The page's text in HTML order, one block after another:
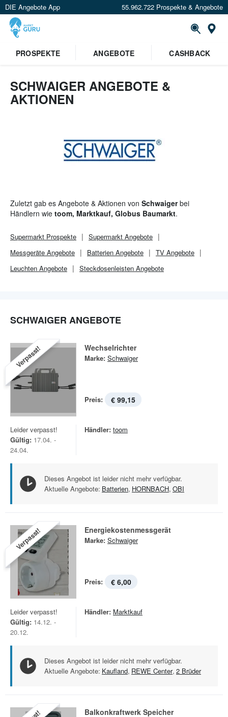
DIE Angebote App 55.962.722 Prospekte & Angebote
PROSPEKTE ANGEBOTE CASHBACK
SCHWAIGER ANGEBOTE &
AKTIONEN
Zuletzt gab es Angebote & Aktionen von Schwaigerbei
Händlern wie toom, Marktkauf, Globus Baumarkt.
Supermarkt Prospekte Supermarkt Angebote
Messgeräte Angebote
Batterien Angebote
TV Angebote
Leuchten Angebote
Steckdosenleisten Angebote
SCHWAIGER ANGEBOTE
Verpasst! Wechselrichter
Marke: Schwaiger
Preis: € 99,15
Leider verpasst!
Gültig: 17.04. -
24.04.
Händler: toom
Dieses Angebot ist leider nicht mehr verfügbar.
Aktuelle Angebote: Batterien, HORNBACH, OBI
Verpasst! Energiekostenmessgerät
Marke: Schwaiger
Preis: € 6,00
Leider verpasst!
Gültig: 14.12. -
20.12.
Händler: Marktkauf
Dieses Angebot ist leider nicht mehr verfügbar.
Aktuelle Angebote: Kaufland, REWE Center, 2 Brüder
Balkonkraftwerk Speicher